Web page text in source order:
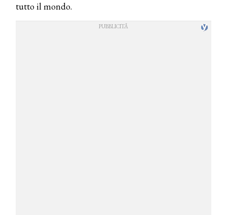
tutto il mondo.